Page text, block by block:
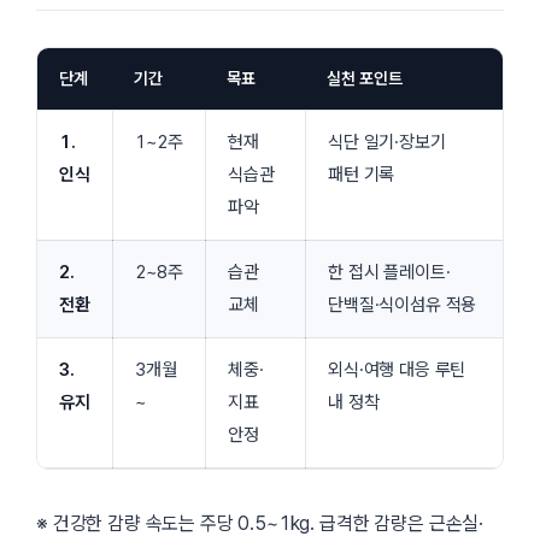
단계 기간 목표 실천 포인트
1.
인식
1~2주
현재
식습관
파악
식단 일기·장보기
패턴 기록
2.
전환
2~8주
습관
교체
한 접시 플레이트·
단백질·식이섬유 적용
3.
유지
3개월
~
체중·
지표
안정
외식·여행 대응 루틴
내 정착
※ 건강한 감량 속도는 주당 0.5~1kg. 급격한 감량은 근손실·